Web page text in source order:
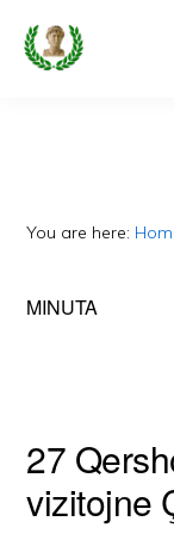
Skip
Faqe
Dedikuar
You are here:
MINUTA
27
vizitojne